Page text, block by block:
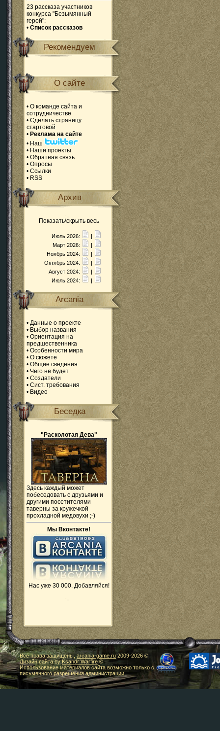
23 рассказа участников
конкурса "Безымянный
герой":
• Список рассказов
Рекомендуем
О сайте
• О команде сайта и
сотрудничестве
• Сделать страницу
стартовой
• Реклама на сайте
• Наш
• Наши проекты
• Обратная связь
• Опросы
• Ссылки
• RSS
Архив
Показать\скрыть весь
Июль 2026:
|
Март 2026:
|
Ноябрь 2024:
|
Октябрь 2024:
|
Август 2024:
|
Июль 2024:
|
Arcania
• Данные о проекте
• Выбор названия
• Ориентация на
предшественника
• Особенности мира
• О сюжете
• Общие сведения
• Чего не будет
• Создатели
• Сист. требования
• Видео
Беседка
"Расколотая Дева"
Здесь каждый может
побеседовать с друзьями и
другими посетителями
таверны за кружечкой
прохладной медовухи ;-)
Мы Вконтакте!
Нас уже 30 000. Добавляйся!
Все права защищены,arcania-game.ru2009-2026 ©
Дизайн сайта byKsandr Warfire©
Использование материалов сайта возможно только с
письменного разрешения администрации.